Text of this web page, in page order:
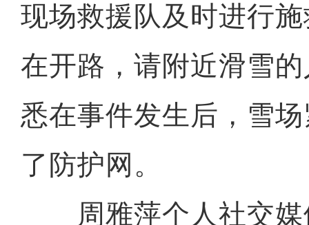
现场救援队及时进行
在开路，请附近滑雪
悉在事件发生后，雪
了防护网。
周雅萍个人社交媒